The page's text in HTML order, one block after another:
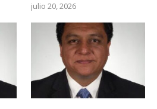
julio 20, 2026